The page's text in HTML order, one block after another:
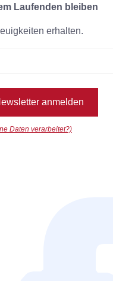
Laufenden bleiben
erhalten.
anmelden
Daten verarbeitet?)